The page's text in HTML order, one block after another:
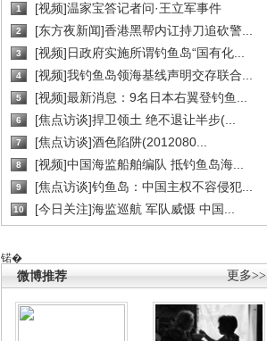
1 [视频]温家宝答记者问·王立军事件
2 [东方夜新闻]香港黑帮内讧持刀追砍警...
3 [视频]日政府实施所谓钓鱼岛“国有化...
4 [视频]我钓鱼岛领海基线声明交存联合...
5 [视频]最新消息：9名日本右翼登钓鱼...
6 [焦点访谈]捍卫领土 绝不退让半步(...
7 [焦点访谈]酒色陷阱(2012080...
8 [视频]中国海监船舶编队 抵钓鱼岛海...
9 [焦点访谈]钓鱼岛：中国主权不容侵犯...
10 [今日关注]海监巡航 军队威慑 中国...
锘�
更多>>
微博推荐